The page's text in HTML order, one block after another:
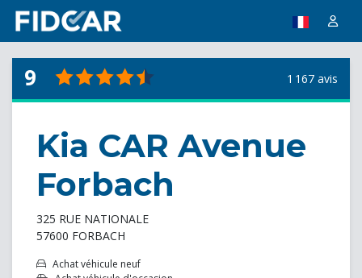
9 1 167 avis
Kia CAR Avenue
Forbach
325 RUE NATIONALE
57600 FORBACH
Achat véhicule neuf